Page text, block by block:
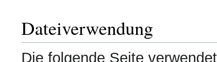
Dateiverwendung
Die folgende Seite